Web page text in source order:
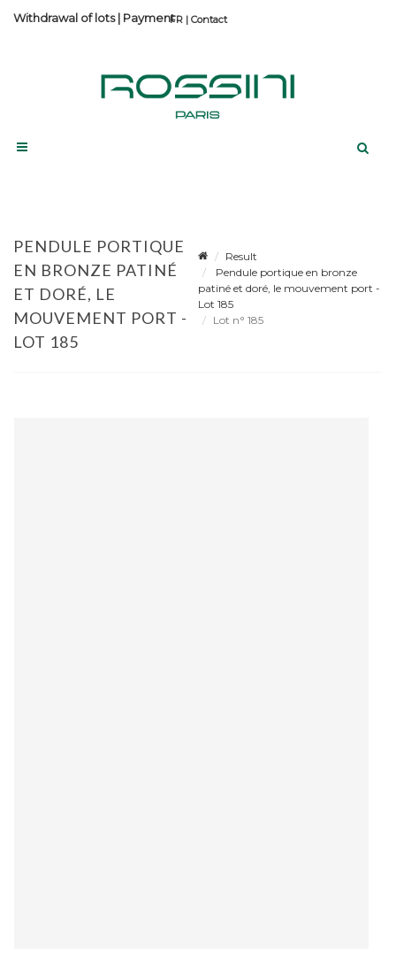
Contact
Withdrawal of lots| Payment
PENDULE PORTIQUE
EN BRONZE PATINÉ
ET DORÉ, LE
MOUVEMENT PORT -
LOT 185
Result
Pendule portique en bronze
patiné et doré, le mouvement port -
Lot 185
Lot n° 185